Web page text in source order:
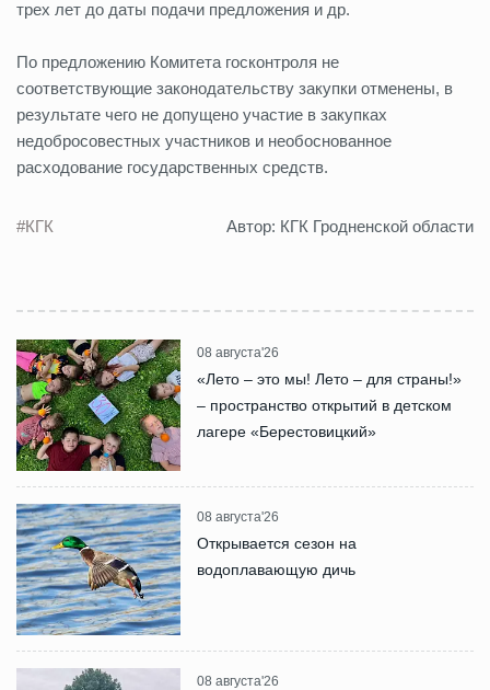
трех лет до даты подачи предложения и др.
По предложению Комитета госконтроля не
соответствующие законодательству закупки отменены, в
результате чего не допущено участие в закупках
недобросовестных участников и необоснованное
расходование государственных средств.
#КГК Автор: КГК Гродненской области
08 августа'26
«Лето – это мы! Лето – для страны!»
– пространство открытий в детском
лагере «Берестовицкий»
08 августа'26
Открывается сезон на
водоплавающую дичь
08 августа'26